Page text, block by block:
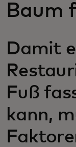
Baum
Damit
Fuß
kann,